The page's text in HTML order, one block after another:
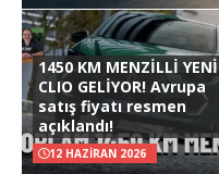
1450 KM MENZİLLİ YENİ
CLIO GELİYOR! Avrupa
satış fiyatı resmen
açıklandı!
12 HAZIRAN 2026